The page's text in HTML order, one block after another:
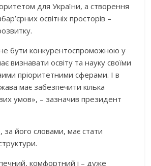
для України, а створення
освітніх просторів –
бути конкурентоспроможною у
визнавати освіту та науку своїми
пріоритетними сферами. І в
має забезпечити кілька
умов», – зазначив президент
його словами, має стати
комфортний і – дуже